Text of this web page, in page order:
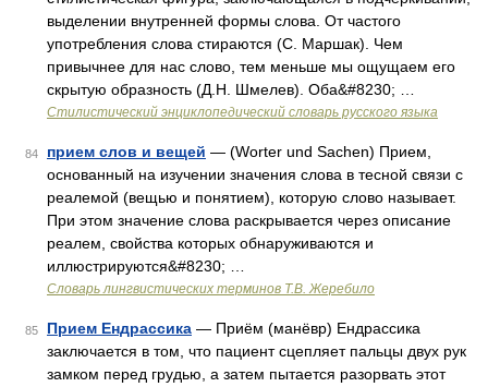
выделении внутренней формы слова. От частого
употребления слова стираются (С. Маршак). Чем
привычнее для нас слово, тем меньше мы ощущаем его
скрытую образность (Д.Н. Шмелев). Оба&#8230; …
Стилистический энциклопедический словарь русского языка
84 прием слов и вещей — (Worter und Sachen) Прием,
основанный на изучении значения слова в тесной связи с
реалемой (вещью и понятием), которую слово называет.
При этом значение слова раскрывается через описание
реалем, свойства которых обнаруживаются и
иллюстрируются&#8230; …
Словарь лингвистических терминов Т.В. Жеребило
85 Прием Ендрассика — Приём (манёвр) Ендрассика
заключается в том, что пациент сцепляет пальцы двух рук
замком перед грудью, а затем пытается разорвать этот